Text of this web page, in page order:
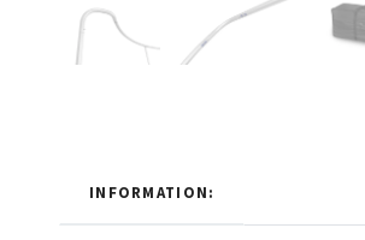
INFORMATION: